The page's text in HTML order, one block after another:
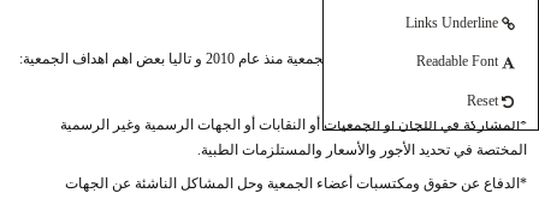
Links Underline
Readable Font
Reset
شركة مناجم الفوسفات عضو في الجمعية منذ عام 2010 و تاليا بعض اهم اهداف الجمعية:
*المشاركة في اللجان أو الجمعيات أو النقابات أو الجهات الرسمية وغير الرسمية
المختصة في تحديد الأجور والأسعار والمستلزمات الطبية.
*الدفاع عن حقوق ومكتسبات أعضاء الجمعية وحل المشاكل الناشئة عن الجهات